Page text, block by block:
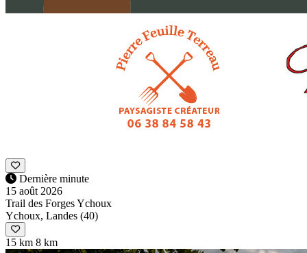
Dernière minute
15 août 2026
Trail des Forges Ychoux
Ychoux, Landes (40)
15 km 8 km